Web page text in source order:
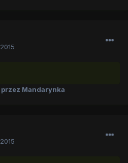
przez Mandarynka